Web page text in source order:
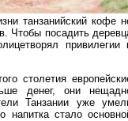
танзанийский кофе
Чтобы посадить
привилегии
столетия
денег, они
Танзании уже
стало